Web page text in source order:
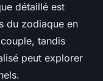
détaillé est
du zodiaque en
tandis
peut explorer